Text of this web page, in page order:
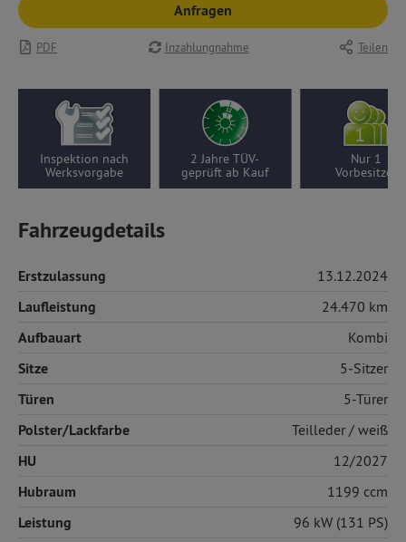
Anfragen
PDF Inzahlungnahme Teilen
Inspektion nach
Werksvorgabe
2 Jahre TÜV-
geprüft ab Kauf
Nur 1
Vorbesitzer
Fahrzeugdetails
Erstzulassung 13.12.2024
Laufleistung 24.470 km
Aufbauart Kombi
Sitze 5-Sitzer
Türen 5-Türer
Polster/Lackfarbe Teilleder / weiß
HU 12/2027
Hubraum 1199 ccm
Leistung 96 kW (131 PS)